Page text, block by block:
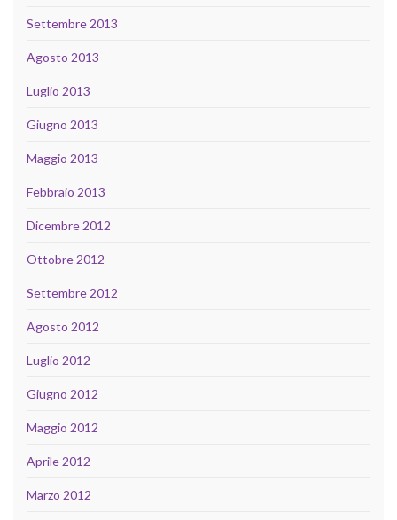
Settembre 2013
Agosto 2013
Luglio 2013
Giugno 2013
Maggio 2013
Febbraio 2013
Dicembre 2012
Ottobre 2012
Settembre 2012
Agosto 2012
Luglio 2012
Giugno 2012
Maggio 2012
Aprile 2012
Marzo 2012